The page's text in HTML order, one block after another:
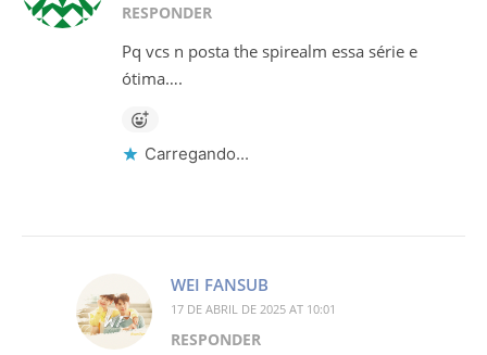
RESPONDER
Pq vcs n posta the spirealm essa série e
ótima….
Carregando...
WEI FANSUB
17 DE ABRIL DE 2025 AT 10:01
RESPONDER